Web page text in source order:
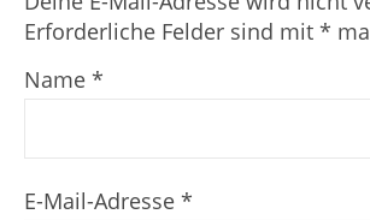
Erforderliche Felder sind mit *
Name *
E-Mail-Adresse *